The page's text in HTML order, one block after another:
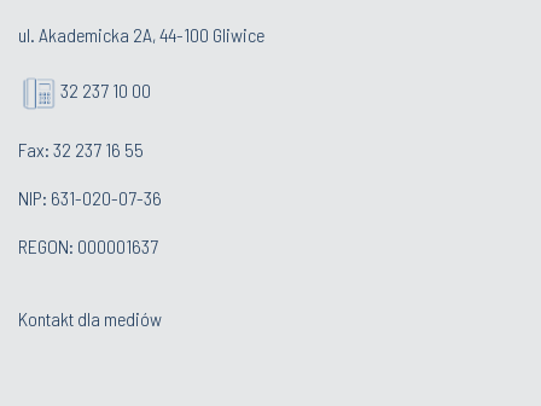
ul. Akademicka 2A, 44-100 Gliwice
32 237 10 00
Fax: 32 237 16 55
NIP: 631-020-07-36
REGON: 000001637
Kontakt dla mediów